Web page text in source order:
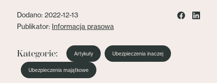
Dodano: 2022-12-13
Publikator: Informacja prasowa
Kategorie: Artykuły Ubezpieczenia inaczej
Ubezpieczenia majątkowe